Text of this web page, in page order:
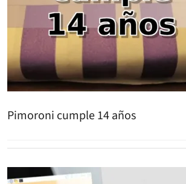
Pimoroni cumple 14 años